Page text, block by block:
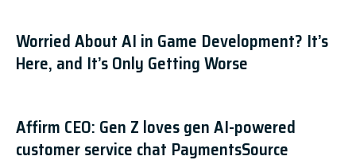
Worried About AI in Game Development? It’s
Here, and It’s Only Getting Worse
Affirm CEO: Gen Z loves gen AI-powered
customer service chat PaymentsSource